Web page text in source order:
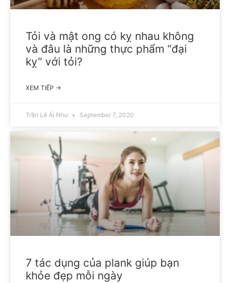
Tỏi và mật ong có kỵ nhau không
và đâu là những thực phẩm “đại
kỵ” với tỏi?
XEM TIẾP →
Trần Lê Ái Như September 7, 2020
7 tác dụng của plank giúp bạn
khỏe đẹp mỗi ngày